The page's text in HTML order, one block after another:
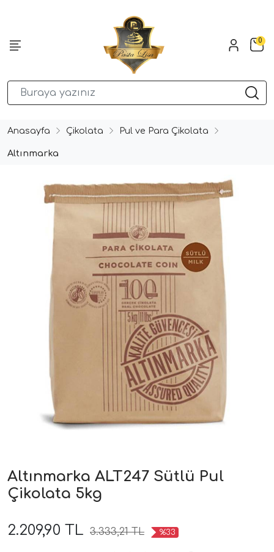
0
Anasayfa Çikolata Pul ve Para Çikolata
Altınmarka
Altınmarka ALT247 Sütlü Pul
Çikolata 5kg
2.209,90 TL 3.333,21 TL %33